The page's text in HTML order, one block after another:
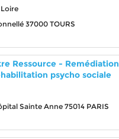
37000 TOURS
Ressource - Remédiation
psycho sociale
Sainte Anne 75014 PARIS